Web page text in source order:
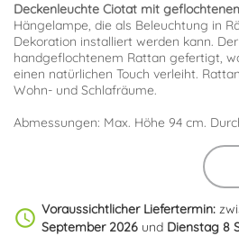
Deckenleuchte Ciotat mit
Hängelampe, die als Beleuchtung in
Dekoration installiert werden kann.
handgeflochtenem Rattan gefertigt,
einen natürlichen Touch verleiht.
Wohn- und Schlafräume.
Abmessungen: Max. Höhe 94 cm.
schedule Voraussichtlicher Liefertermin:
September 2026 und Dienstag 8